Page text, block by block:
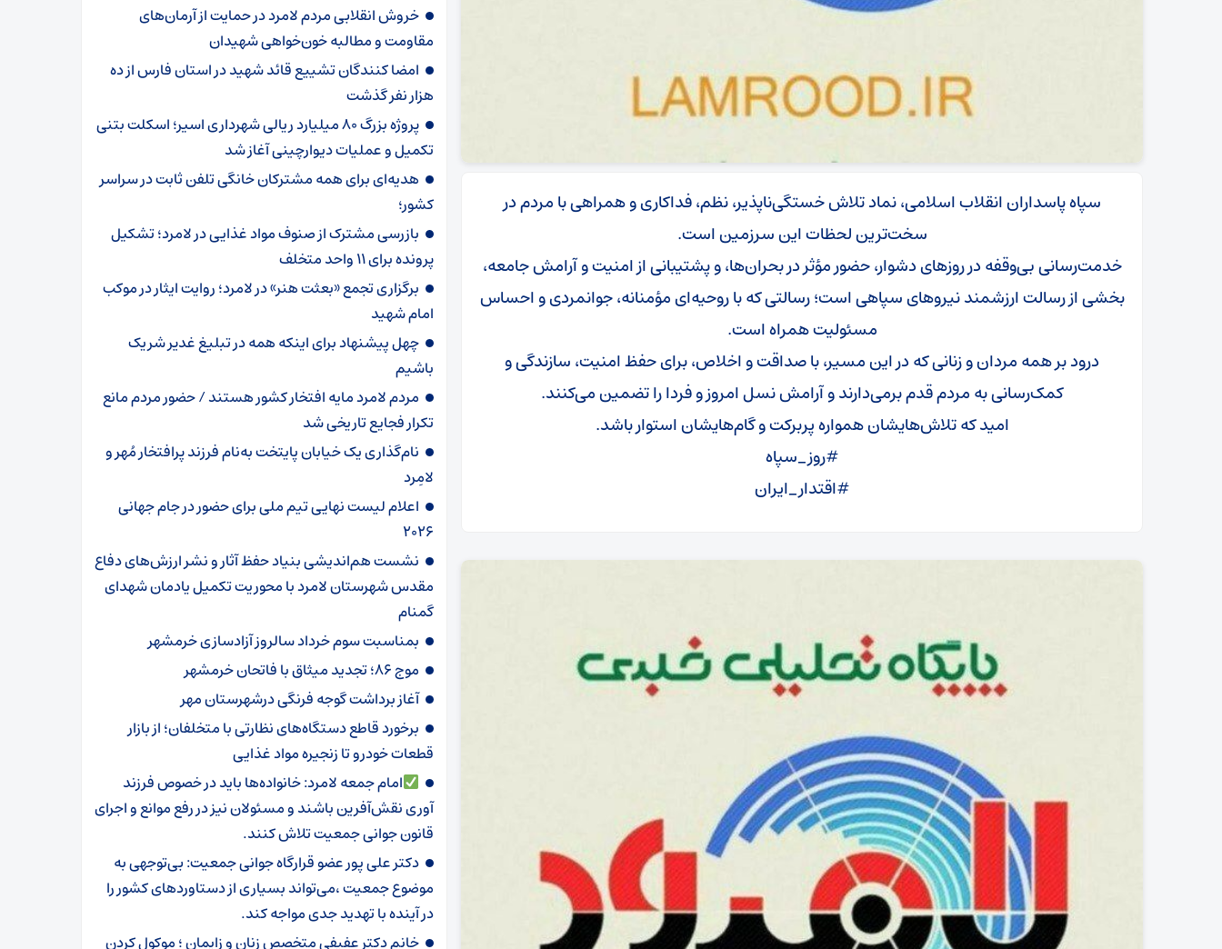
سپاه پاسداران انقلاب اسلامی، نماد تلاش خستگی‌ناپذیر، نظم، فداکاری و همراهی با مردم در
سخت‌ترین لحظات این سرزمین است.
خدمت‌رسانی بی‌وقفه در روزهای دشوار، حضور مؤثر در بحران‌ها، و پشتیبانی از امنیت و آرامش جامعه،
بخشی از رسالت ارزشمند نیروهای سپاهی است؛ رسالتی که با روحیه‌ای مؤمنانه، جوانمردی و احساس
مسئولیت همراه است.
درود بر همه مردان و زنانی که در این مسیر، با صداقت و اخلاص، برای حفظ امنیت، سازندگی و
کمک‌رسانی به مردم قدم برمی‌دارند و آرامش نسل امروز و فردا را تضمین می‌کنند.
امید که تلاش‌هایشان همواره پربرکت و گام‌هایشان استوار باشد.
#روز_سپاه
#اقتدار_ایران
خروش انقلابی مردم لامرد در حمایت از آرمان‌های
مقاومت و مطالبه خون‌خواهی شهیدان
امضا کنندگان تشییع قائد شهید در استان فارس از ده
هزار نفر گذشت
پروژه بزرگ ۸۰ میلیارد ریالی شهرداری اسیر؛ اسکلت بتنی
تکمیل و عملیات دیوارچینی آغاز شد
هدیه‌ای برای همه مشترکان خانگی تلفن ثابت در سراسر
کشور؛
بازرسی مشترک از صنوف مواد غذایی در لامرد؛ تشکیل
پرونده برای ۱۱ واحد متخلف
برگزاری تجمع «بعثت هنر» در لامرد؛ روایت ایثار در موکب
امام شهید
چهل پیشنهاد برای اینکه همه در تبلیغ غدیر شریک
باشیم
مردم لامرد مایه افتخار کشور هستند / حضور مردم مانع
تکرار فجایع تاریخی شد
نام‌گذاری یک خیابان پایتخت به‌نام فرزند پرافتخار مُهر و
لامِرد
اعلام لیست نهایی تیم ملی برای حضور در جام جهانی
۲۰۲۶ ‌
نشست هم‌اندیشی بنیاد حفظ آثار و نشر ارزش‌های دفاع
مقدس شهرستان لامرد با محوریت تکمیل یادمان شهدای
گمنام
بمناسبت سوم خرداد سالروز آزادسازی خرمشهر
موج ۸۶؛ تجدید میثاق با فاتحان خرمشهر
آغاز برداشت گوجه فرنگی درشهرستان مهر
برخورد قاطع دستگاه‌های نظارتی با متخلفان؛ از بازار
قطعات خودرو تا زنجیره مواد غذایی
امام جمعه لامرد: خانواده‌ها باید در خصوص فرزند
آوری نقش‌آفرین باشند و مسئولان نیز در رفع موانع و اجرای
قانون جوانی جمعیت تلاش کنند.
دکتر علی پور عضو قرارگاه جوانی جمعیت: بی‌توجهی به
موضوع جمعیت ،می‌تواند بسیاری از دستاوردهای کشور را
در آینده با تهدید جدی مواجه کند.
خانم دکتر عفیفی متخصص زنان و زایمان ؛ موکول کردن